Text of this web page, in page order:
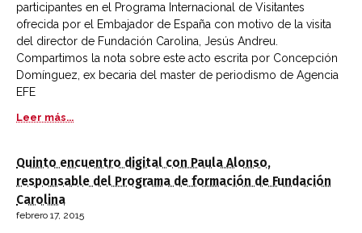
participantes en el Programa Internacional de Visitantes
ofrecida por el Embajador de España con motivo de la visita
del director de Fundación Carolina, Jesús Andreu.
Compartimos la nota sobre este acto escrita por Concepción
Domínguez, ex becaria del master de periodismo de Agencia
EFE
Leer más...
Quinto encuentro digital con Paula Alonso,
responsable del Programa de formación de Fundación
Carolina
febrero 17, 2015